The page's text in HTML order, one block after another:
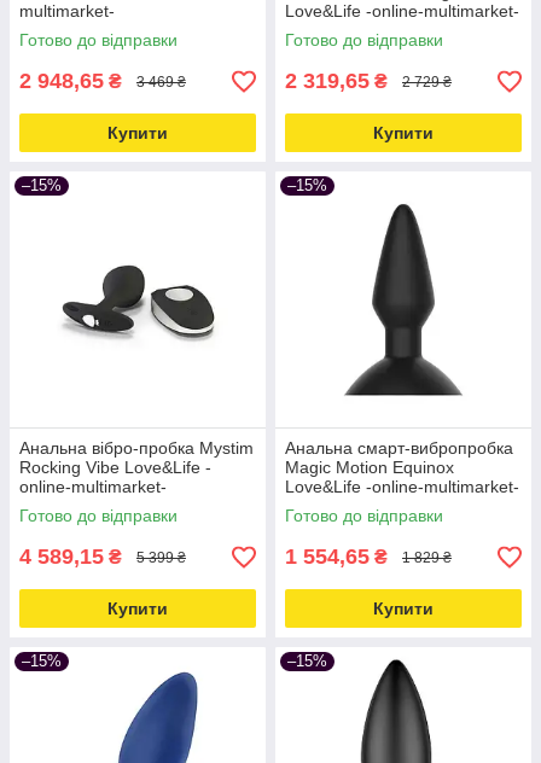
multimarket-
Готово до відправки
2 948,65 ₴ 3 469 ₴
Купити
Love&Life -online-multimarket-
Готово до відправки
2 319,65 ₴ 2 729 ₴
Купити
–15%
Анальна вібро-пробка Mystim
Rocking Vibe Love&Life -
online-multimarket-
Готово до відправки
4 589,15 ₴ 5 399 ₴
Купити
–15%
Анальна смарт-вибропробка
Magic Motion Equinox
Love&Life -online-multimarket-
Готово до відправки
1 554,65 ₴ 1 829 ₴
Купити
–15% –15%